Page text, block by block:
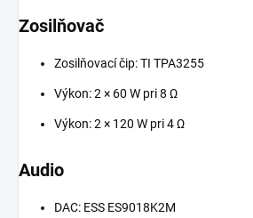
Zosilňovač
Zosilňovací čip: TI TPA3255
Výkon: 2 × 60 W pri 8 Ω
Výkon: 2 × 120 W pri 4 Ω
Audio
DAC: ESS ES9018K2M